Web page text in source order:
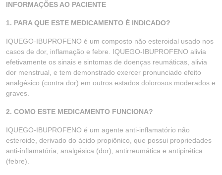
INFORMAÇÕES AO PACIENTE
1. PARA QUE ESTE MEDICAMENTO É INDICADO?
IQUEGO-IBUPROFENO é um composto não esteroidal usado nos
casos de dor, inflamação e febre. IQUEGO-IBUPROFENO alivia
efetivamente os sinais e sintomas de doenças reumáticas, alivia
dor menstrual, e tem demonstrado exercer pronunciado efeito
analgésico (contra dor) em outros estados dolorosos moderados e
graves.
2. COMO ESTE MEDICAMENTO FUNCIONA?
IQUEGO-IBUPROFENO é um agente anti-inflamatório não
esteroide, derivado do ácido propiônico, que possui propriedades
anti-inflamatória, analgésica (dor), antirreumática e antipirética
(febre).